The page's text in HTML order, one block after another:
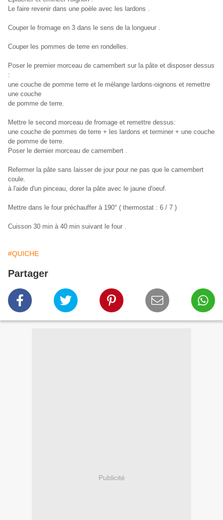
Le faire revenir dans une poèle avec les lardons .
Couper le fromage en 3 dans le sens de la longueur .
Couper les pommes de terre en rondelles.
Poser le premier morceau de camembert sur la pâte et disposer dessus
:
une couche de pomme terre et le mélange lardons-oignons et remettre
une couche
de pomme de terre.
Mettre le second morceau de fromage et remettre dessus:
une couche de pommes de terre + les lardons et terminer + une couche
de pomme de terre.
Poser le dernier morceau de camembert .
Refermer la pâte sans laisser de jour pour ne pas que le camembert
coule.
à l'aide d'un pinceau, dorer la pâte avec le jaune d'oeuf.
Mettre dans le four préchauffer à 190° ( thermostat : 6 / 7 )
Cuisson 30 min à 40 min suivant le four .
#QUICHE
Partager
Publicité